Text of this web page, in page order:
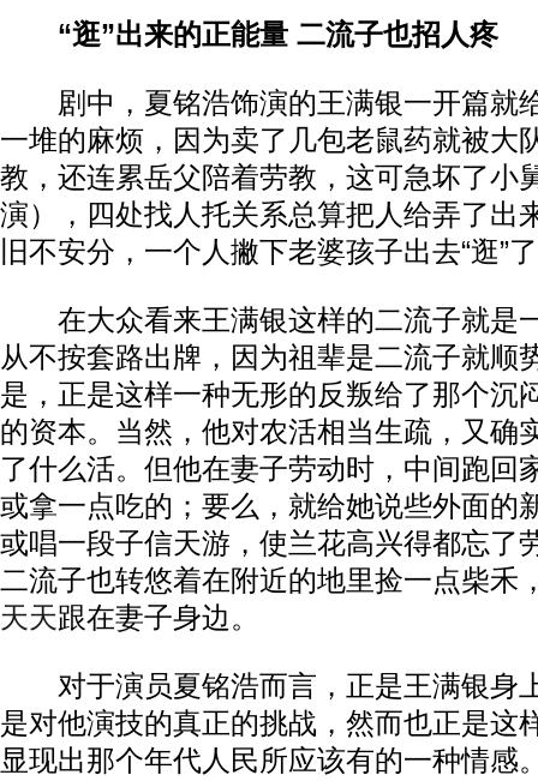
“逛”出来的正能量 二流子也招人疼
剧中，夏铭浩饰演的王满银一开篇就
一堆的麻烦，因为卖了几包老鼠药就被大
教，还连累岳父陪着劳教，这可急坏了小
演），四处找人托关系总算把人给弄了出
旧不安分，一个人撇下老婆孩子出去“逛”
在大众看来王满银这样的二流子就是
从不按套路出牌，因为祖辈是二流子就顺
是，正是这样一种无形的反叛给了那个沉
的资本。当然，他对农活相当生疏，又确
了什么活。但他在妻子劳动时，中间跑回
或拿一点吃的；要么，就给她说些外面的
或唱一段子信天游，使兰花高兴得都忘了
二流子也转悠着在附近的地里捡一点柴禾
天天跟在妻子身边。
对于演员夏铭浩而言，正是王满银身
是对他演技的真正的挑战，然而也正是这
显现出那个年代人民所应该有的一种情感